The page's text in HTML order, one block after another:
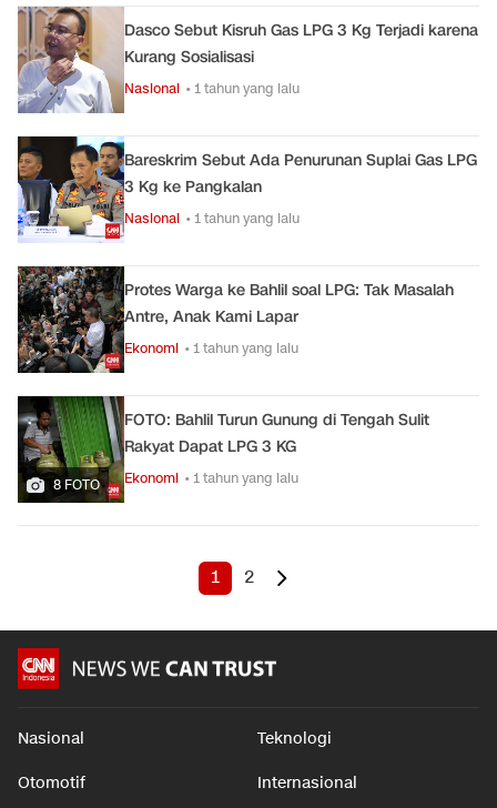
Dasco Sebut Kisruh Gas LPG 3 Kg Terjadi karena
Kurang Sosialisasi
Nasional • 1 tahun yang lalu
Bareskrim Sebut Ada Penurunan Suplai Gas LPG
3 Kg ke Pangkalan
Nasional • 1 tahun yang lalu
Protes Warga ke Bahlil soal LPG: Tak Masalah
Antre, Anak Kami Lapar
Ekonomi • 1 tahun yang lalu
8 FOTO
FOTO: Bahlil Turun Gunung di Tengah Sulit
Rakyat Dapat LPG 3 KG
Ekonomi • 1 tahun yang lalu
1 2
Nasional Teknologi
Otomotif Internasional